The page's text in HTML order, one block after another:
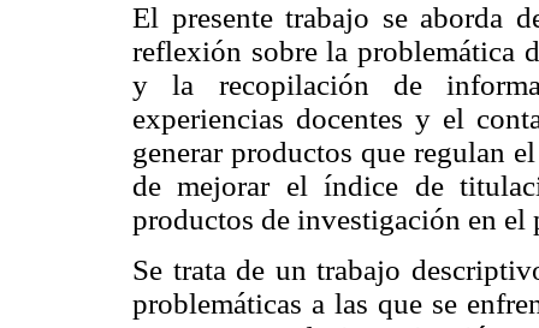
El presente trabajo se aborda
reflexión sobre la problemática
y la recopilación de
experiencias docentes y el
generar productos que regulan
de mejorar el índice de
productos de investigación en el
Se trata de un trabajo
problemáticas a las que se